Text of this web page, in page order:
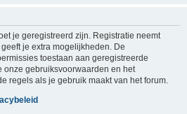
je geregistreerd zijn. Registratie neemt
je extra mogelijkheden. De
toestaan aan geregistreerde
onze gebruiksvoorwaarden en het
regels als je gebruik maakt van het forum.